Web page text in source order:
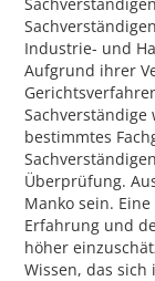
Industrie- und
Aufgrund ihrer
bestimmtes
Überprüfung.
Manko sein.
Erfahrung und
höher
Wissen, das